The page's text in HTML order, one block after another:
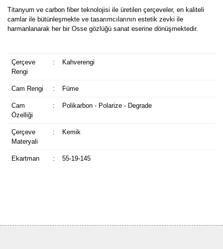
Titanyum ve carbon fiber teknolojisi ile üretilen çerçeveler, en kaliteli
camlar ile bütünleşmekte ve tasarımcılarının estetik zevki ile
harmanlanarak her bir Osse gözlüğü sanat eserine dönüşmektedir.
Çerçeve
Rengi
: Kahverengi
Cam Rengi : Füme
Cam
Özelliği
: Polikarbon - Polarize - Degrade
Çerçeve
Materyali
: Kemik
Ekartman : 55-19-145